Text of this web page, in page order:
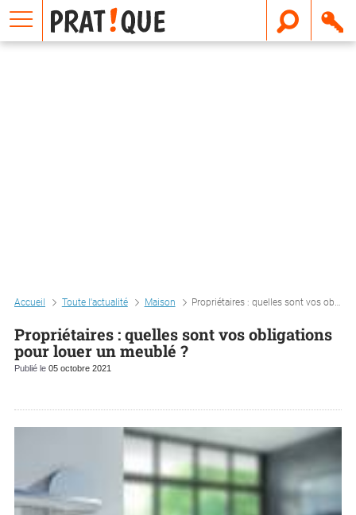
Accueil Toute l'actualité Maison Propriétaires : quelles sont vos obligations pour louer un meublé ?
Propriétaires : quelles sont vos obligations
pour louer un meublé ?
Publié le 05 octobre 2021
E
m
a